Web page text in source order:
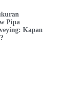
Pipa
Kapan